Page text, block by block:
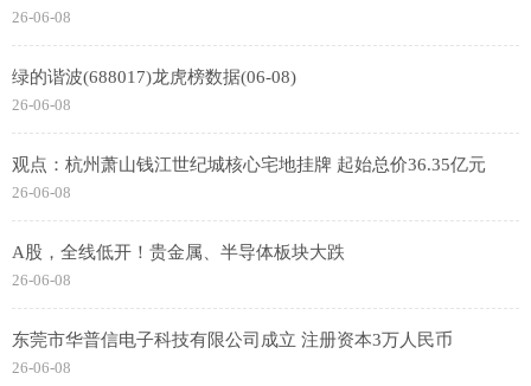
26-06-08
绿的谐波(688017)龙虎榜数据(06-08)
26-06-08
观点：杭州萧山钱江世纪城核心宅地挂牌 起始总价36.35亿元
26-06-08
A股，全线低开！贵金属、半导体板块大跌
26-06-08
东莞市华普信电子科技有限公司成立 注册资本3万人民币
26-06-08